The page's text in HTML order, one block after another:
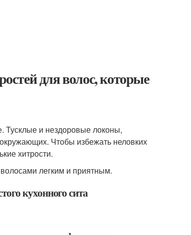
для волос, которые
Тусклые и нездоровые локоны,
Чтобы избежать неловких
хитрости.
легким и приятным.
кухонного сита